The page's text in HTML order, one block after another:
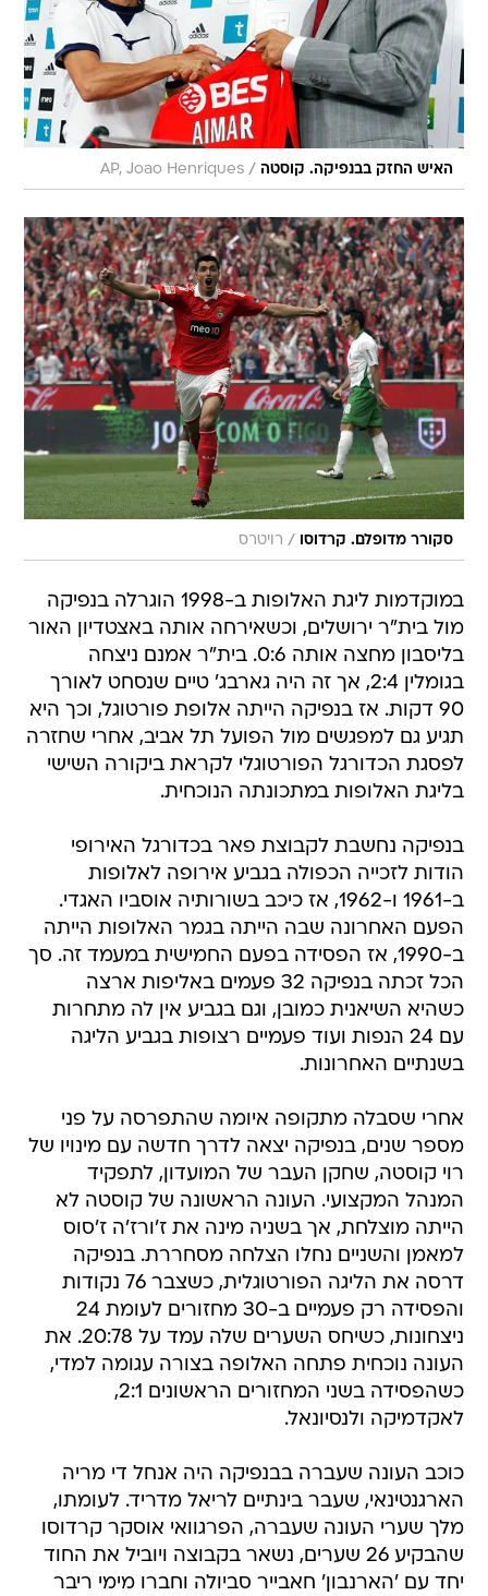
האיש החזק בבנפיקה. קוסטה /
AP, Joao Henriques
סקורר מדופלם. קרדוסו / רויטרס
במוקדמות ליגת האלופות ב-1998 הוגרלה בנפיקה
מול בית"ר ירושלים, וכשאירחה אותה באצטדיון האור
בליסבון מחצה אותה 0:6. בית"ר אמנם ניצחה
בגומלין 2:4, אך זה היה גארבג' טיים שנסחט לאורך
90 דקות. אז בנפיקה הייתה אלופת פורטוגל, וכך היא
תגיע גם למפגשים מול הפועל תל אביב, אחרי שחזרה
לפסגת הכדורגל הפורטוגלי לקראת ביקורה השישי
בליגת האלופות במתכונתה הנוכחית.
בנפיקה נחשבת לקבוצת פאר בכדורגל האירופי
הודות לזכייה הכפולה בגביע אירופה לאלופות
ב-1961 ו-1962, אז כיכב בשורותיה אוסביו האגדי.
הפעם האחרונה שבה הייתה בגמר האלופות הייתה
ב-1990, אז הפסידה בפעם החמישית במעמד זה. סך
הכל זכתה בנפיקה 32 פעמים באליפות ארצה
כשהיא השיאנית כמובן, וגם בגביע אין לה מתחרות
עם 24 הנפות ועוד פעמיים רצופות בגביע הליגה
בשנתיים האחרונות.
אחרי שסבלה מתקופה איומה שהתפרסה על פני
מספר שנים, בנפיקה יצאה לדרך חדשה עם מינויו של
רוי קוסטה, שחקן העבר של המועדון, לתפקיד
המנהל המקצועי. העונה הראשונה של קוסטה לא
הייתה מוצלחת, אך בשניה מינה את ז'ורז'ה ז'סוס
למאמן והשניים נחלו הצלחה מסחררת. בנפיקה
דרסה את הליגה הפורטוגלית, כשצבר 76 נקודות
והפסידה רק פעמיים ב-30 מחזורים לעומת 24
ניצחונות, כשיחס השערים שלה עמד על 20:78. את
העונה נוכחית פתחה האלופה בצורה עגומה למדי,
כשהפסידה בשני המחזורים הראשונים 2:1,
לאקדמיקה ולנסיונאל.
כוכב העונה שעברה בבנפיקה היה אנחל די מריה
הארגנטינאי, שעבר בינתיים לריאל מדריד. לעומתו,
מלך שערי העונה שעברה, הפרגוואי אוסקר קרדוסו
שהבקיע 26 שערים, נשאר בקבוצה ויוביל את החוד
יחד עם 'הארנבון' חאבייר סביולה וחברו מימי ריבר